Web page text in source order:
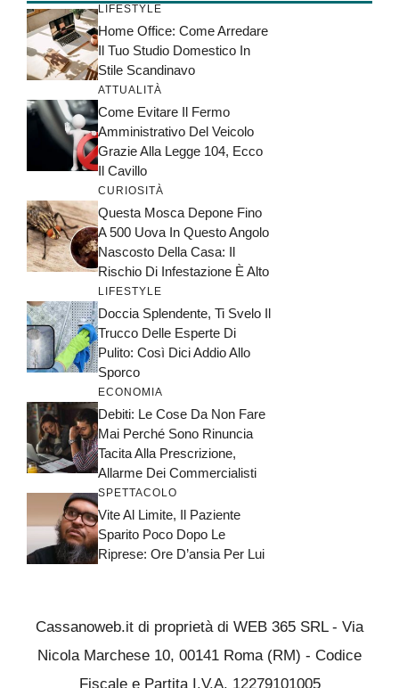
LIFESTYLE
Home Office: Come Arredare
Il Tuo Studio Domestico In
Stile Scandinavo
ATTUALITÀ
Come Evitare Il Fermo
Amministrativo Del Veicolo
Grazie Alla Legge 104, Ecco
Il Cavillo
CURIOSITÀ
Questa Mosca Depone Fino
A 500 Uova In Questo Angolo
Nascosto Della Casa: Il
Rischio Di Infestazione È Alto
LIFESTYLE
Doccia Splendente, Ti Svelo Il
Trucco Delle Esperte Di
Pulito: Così Dici Addio Allo
Sporco
ECONOMIA
Debiti: Le Cose Da Non Fare
Mai Perché Sono Rinuncia
Tacita Alla Prescrizione,
Allarme Dei Commercialisti
SPETTACOLO
Vite Al Limite, Il Paziente
Sparito Poco Dopo Le
Riprese: Ore D’ansia Per Lui
Cassanoweb.it di proprietà di WEB 365 SRL - Via
Nicola Marchese 10, 00141 Roma (RM) - Codice
Fiscale e Partita I.V.A. 12279101005